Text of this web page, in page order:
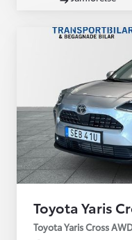
Toyota Yaris
Toyota Yaris Cross